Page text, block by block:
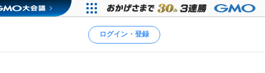
ログイン・登録